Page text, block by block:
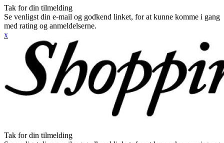
Tak for din tilmelding
Se venligst din e-mail og godkend linket, for at kunne komme i gang
med rating og anmeldelserne.
x
Tak for din tilmelding